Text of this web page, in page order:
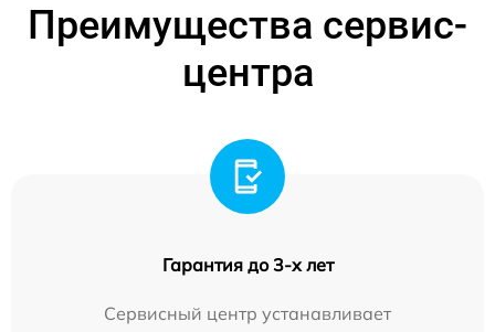
Преимущества сервис-
центра
Гарантия до 3-х лет
Сервисный центр устанавливает